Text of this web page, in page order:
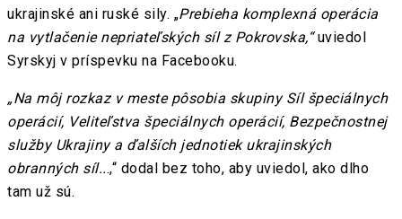
ukrajinské ani ruské sily. „Prebieha komplexná operácia
na vytlačenie nepriateľských síl z Pokrovska,“uviedol
Syrskyj v príspevku na Facebooku.
„Na môj rozkaz v meste pôsobia skupiny Síl špeciálnych
operácií, Veliteľstva špeciálnych operácií, Bezpečnostnej
služby Ukrajiny a ďalších jednotiek ukrajinských
obranných síl...,“ dodal bez toho, aby uviedol, ako dlho
tam už sú.